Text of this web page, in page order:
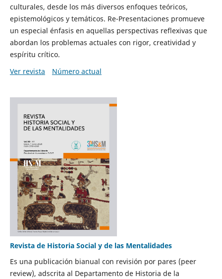
culturales, desde los más diversos enfoques teóricos,
epistemológicos y temáticos. Re-Presentaciones promueve
un especial énfasis en aquellas perspectivas reflexivas que
abordan los problemas actuales con rigor, creatividad y
espíritu crítico.
Ver revista
Número actual
Revista de Historia Social y de las Mentalidades
Es una publicación bianual con revisión por pares (peer
review), adscrita al Departamento de Historia de la